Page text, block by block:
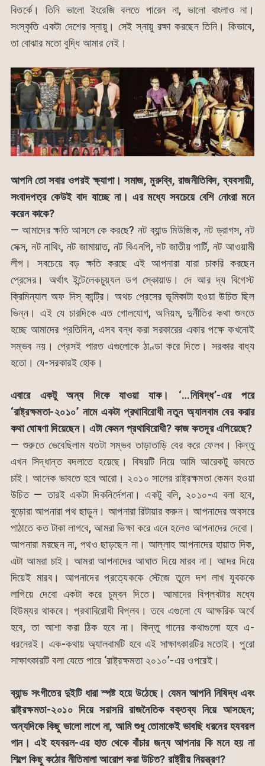
বিতর্কে। তিনি ভালো ইংরেজি বলতে পারেন না, ভালো বাংলাও না।
সংস্কৃতি একটা দেশের স্নায়ু। সেই স্নায়ু রক্ষা করছেন তিনি। কিভাবে,
তা বোঝার মতো বুদ্ধি আমার নেই।
আপনি তো সবার ওপরই ক্ষ্যাপা। সমাজ, মুরুব্বি, রাজনীতিবিদ, ব্যবসায়ী,
সংবাদপত্র কেউই বাদ যাচ্ছে না। এর মধ্যে সবচেয়ে বেশি নোংরা মনে
করেন কাকে?
— আমাদের ক্ষতি আসলে কে করছে? নট ব্যান্ড মিউজিক, নট ড্রাগস, নট
সেক্স, নট নাথিং, নট জামায়াত, নট বিএনপি, নট জাতীয় পার্টি, নট আওয়ামী
লীগ। সবচেয়ে বড় ক্ষতি করছে এই আপনারা যারা চাকরি করছেন
প্রেসের। অর্থাৎ ইন্টেলেকচুয়্যল ডগ স্কোয়াড। দে আর দ্য বিগেস্ট
ক্রিমিন্যাল অফ দিস্ কান্ট্রি। অথচ প্রেসের ভূমিকাটা হওয়া উচিত ছিল
ভিন্ন। এই যে চারদিকে এত গোলযোগ, অনিয়ম, দুর্নীতির কথা শুনতে
হচ্ছে আমাদের প্রতিদিন, এসব বন্ধ করা সরকারের একার পক্ষে কখনোই
সম্ভব নয়। প্রেসই পারত এগুলোকে ঠাণ্ডা করে দিতে। সরকার বাধ্য
হতো। যে-সরকারই হোক।
এবারে একটু অন্য দিকে যাওয়া যাক। ‘…নিষিদ্ধ’-এর পরে
‘রাষ্ট্রক্ষমতা-২০১০’ নামে একটা প্রথাবিরোধী নতুন অ্যালবাম বের করার
কথা ঘোষণা দিয়েছেন। এটা কেমন প্রথাবিরোধী? কাজ কতদূর এগিয়েছে?
— শুরুতে ভেবেছিলাম যতটা সম্ভব তাড়াতাড়ি বের করে ফেলব। কিন্তু
এখন সিদ্ধান্ত বদলাতে হয়েছে। বিষয়টি নিয়ে আমি আরেকটু ভাবতে
চাই। আনেক ভাবতে হবে আরো। ২০১০ সালের রাষ্ট্রক্ষমতা কেমন হওয়া
উচিত — তারই একটা দিকনির্দেশনা। একটু বলি, ২০১০-এ বলা হবে,
বুড়োরা আপনারা পথ ছাড়ুন। আপনারা রিটায়ার করুন। আপনাদের অবসরে
পাঠাতে কত টাকা লাগবে, আমরা ভিক্ষা করে এনে হলেও আপনাদের দেবো।
আপনারা মরছেন না, পথও ছাড়ছেন না। আল্লাহ আপনাদের হায়াত দিক,
এটা আমরা চাই। আমরা আপনাদের আঘাত দিয়ে মারব না। আদর দিয়ে
দিয়েই মারব। আপনাদের প্রত্যেককে স্টেজে তুলে দশ লাখ যুবককে
লাগিয়ে দেবো একটা করে চুম্বন দিতে। আমাদের বিপ্লবটার মধ্যে
হিউম্যর থাকবে। প্রথাবিরোধী বিপ্লব। তবে এগুলো যে আক্ষরিক অর্থে
হবে, তা আশা করা ঠিক হবে না। কিন্তু গানের কথাগুলো হবে এ-
ধরনেরই। এক-কথায় অ্যালবামটি হবে এই সাক্ষাৎকারটির মতোই। পুরো
সাক্ষাৎকারটি বলা যেতে পারে ‘রাষ্ট্রক্ষমতা ২০১০’-এর ওপরেই।
ব্যান্ড সংগীতের দুইটি ধারা স্পষ্ট হয়ে উঠেছে। যেমন আপনি নিষিদ্ধ এবং
রাষ্ট্রক্ষমতা-২০১০ দিয়ে সরাসরি রাজনৈতিক বক্তব্য নিয়ে আসছেন;
অন্যদিকে কিছু ভালো লাগে না, আমি শুধু তোমাকেই ভাবছি ধরনের হযবরল
গান। এই হযবরল-এর হাত থেকে বাঁচার জন্য আপনার কি মনে হয় না
শিল্পে কিছু কঠোর নীতিমালা আরোপ করা উচিত? রাষ্ট্রীয় নিয়ন্ত্রণ?